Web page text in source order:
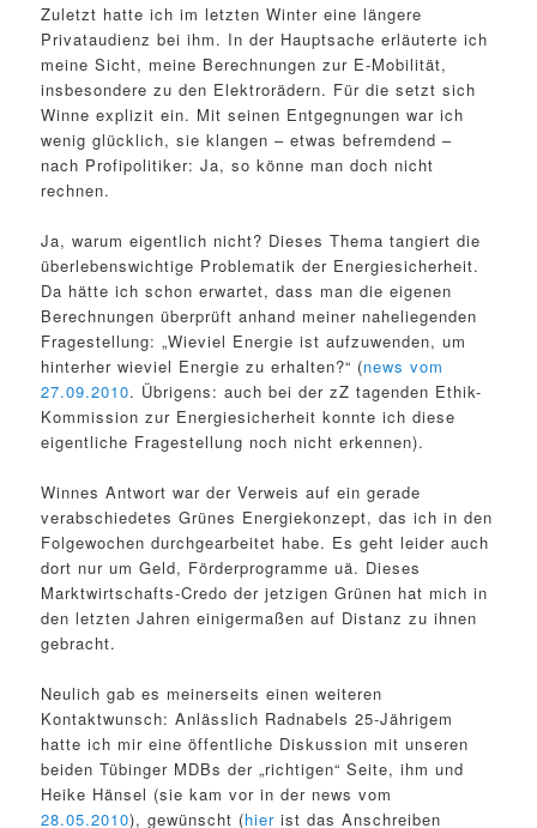
Zuletzt hatte ich im letzten Winter eine längere
Privataudienz bei ihm. In der Hauptsache erläuterte ich
meine Sicht, meine Berechnungen zur E-Mobilität,
insbesondere zu den Elektrorädern. Für die setzt sich
Winne explizit ein. Mit seinen Entgegnungen war ich
wenig glücklich, sie klangen – etwas befremdend –
nach Profipolitiker: Ja, so könne man doch nicht
rechnen.
Ja, warum eigentlich nicht? Dieses Thema tangiert die
überlebenswichtige Problematik der Energiesicherheit.
Da hätte ich schon erwartet, dass man die eigenen
Berechnungen überprüft anhand meiner naheliegenden
Fragestellung: „Wieviel Energie ist aufzuwenden, um
hinterher wieviel Energie zu erhalten?“ (news vom
27.09.2010. Übrigens: auch bei der zZ tagenden Ethik-
Kommission zur Energiesicherheit konnte ich diese
eigentliche Fragestellung noch nicht erkennen).
Winnes Antwort war der Verweis auf ein gerade
verabschiedetes Grünes Energiekonzept, das ich in den
Folgewochen durchgearbeitet habe. Es geht leider auch
dort nur um Geld, Förderprogramme uä. Dieses
Marktwirtschafts-Credo der jetzigen Grünen hat mich in
den letzten Jahren einigermaßen auf Distanz zu ihnen
gebracht.
Neulich gab es meinerseits einen weiteren
Kontaktwunsch: Anlässlich Radnabels 25-Jährigem
hatte ich mir eine öffentliche Diskussion mit unseren
beiden Tübinger MDBs der „richtigen“ Seite, ihm und
Heike Hänsel (sie kam vor in der news vom
28.05.2010), gewünscht (hier ist das Anschreiben